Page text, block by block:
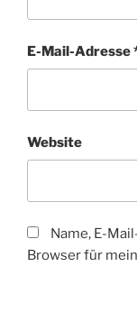
E-Mail-Adresse
Website
Name, E-
Browser für